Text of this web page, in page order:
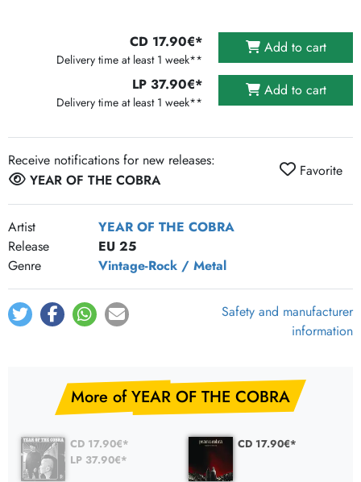
CD 17.90€*
Delivery time at least 1 week**
Add to cart
LP 37.90€*
Delivery time at least 1 week**
Add to cart
Receive notifications for new releases:
YEAR OF THE COBRA
Favorite
Artist
YEAR OF THE COBRA
Release
EU 25
Genre
Vintage-Rock / Metal
Safety and manufacturer
information
More of YEAR OF THE COBRA
CD 17.90€*
LP 37.90€*
CD 17.90€*